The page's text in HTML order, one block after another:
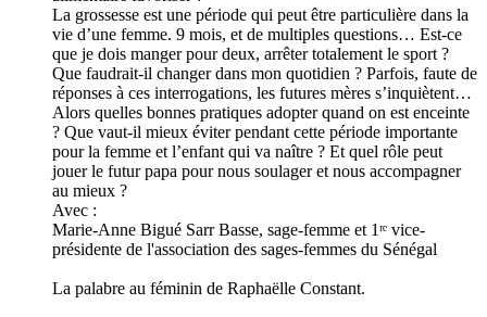
La grossesse est une période qui peut être particulière dans la
vie d’une femme. 9 mois, et de multiples questions… Est-ce
que je dois manger pour deux, arrêter totalement le sport ?
Que faudrait-il changer dans mon quotidien ? Parfois, faute de
réponses à ces interrogations, les futures mères s’inquiètent…
Alors quelles bonnes pratiques adopter quand on est enceinte
? Que vaut-il mieux éviter pendant cette période importante
pour la femme et l’enfant qui va naître ? Et quel rôle peut
jouer le futur papa pour nous soulager et nous accompagner
au mieux ?
Avec :
Marie-Anne Bigué Sarr Basse, sage-femme et 1ʳᵉ vice-
présidente de l'association des sages-femmes du Sénégal
La palabre au féminin de Raphaëlle Constant.